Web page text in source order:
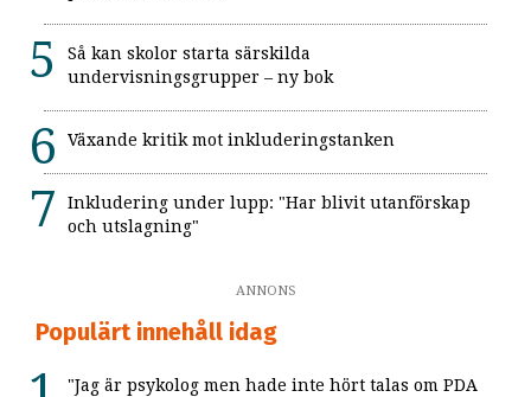
Så kan skolor starta särskilda
undervisningsgrupper – ny bok
Växande kritik mot inkluderingstanken
Inkludering under lupp: "Har blivit utanförskap
och utslagning"
ANNONS
Populärt innehåll idag
"Jag är psykolog men hade inte hört talas om PDA